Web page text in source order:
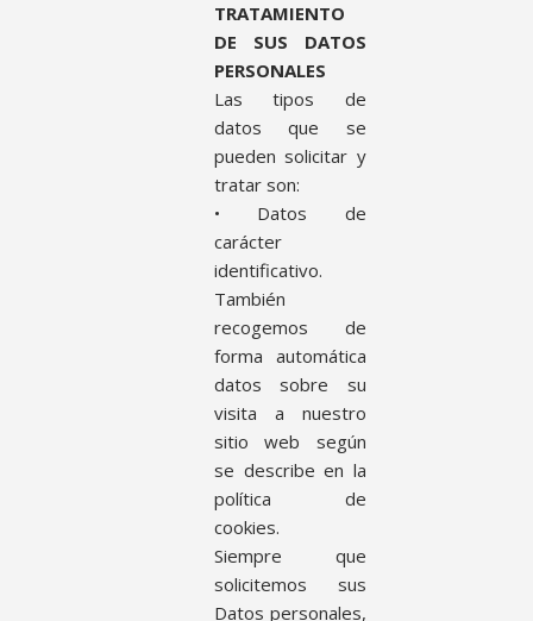
TRATAMIENTO
DE SUS DATOS
PERSONALES
Las tipos de
datos que se
pueden solicitar y
tratar son:
• Datos de
carácter
identificativo.
También
recogemos de
forma automática
datos sobre su
visita a nuestro
sitio web según
se describe en la
política de
cookies.
Siempre que
solicitemos sus
Datos personales,